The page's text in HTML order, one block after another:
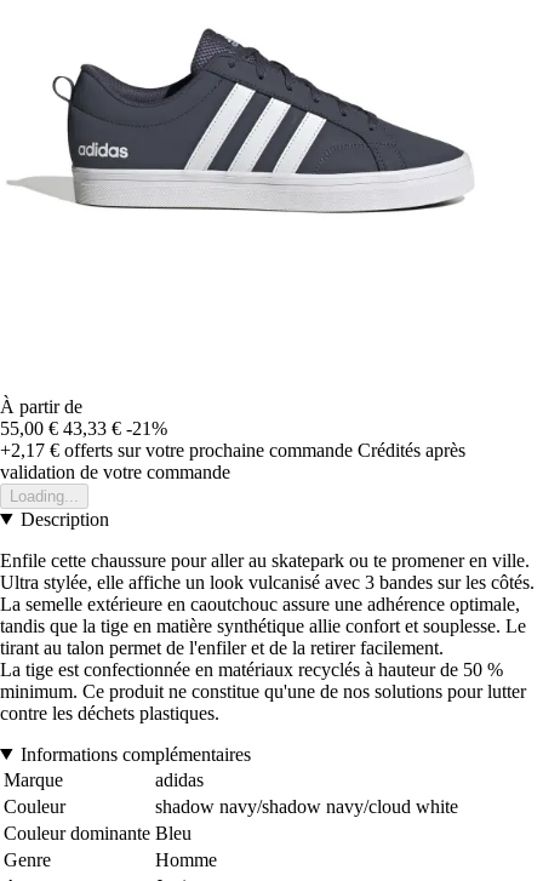
À partir de
55,00 € 43,33 € -21%
+2,17 € offerts sur votre prochaine commande Crédités après
validation de votre commande
Loading...
Description
Enfile cette chaussure pour aller au skatepark ou te promener en ville.
Ultra stylée, elle affiche un look vulcanisé avec 3 bandes sur les côtés.
La semelle extérieure en caoutchouc assure une adhérence optimale,
tandis que la tige en matière synthétique allie confort et souplesse. Le
tirant au talon permet de l'enfiler et de la retirer facilement.
La tige est confectionnée en matériaux recyclés à hauteur de 50 %
minimum. Ce produit ne constitue qu'une de nos solutions pour lutter
contre les déchets plastiques.
Informations complémentaires
Marque
adidas
Couleur
shadow navy/shadow navy/cloud white
Couleur dominante Bleu
Genre
Homme